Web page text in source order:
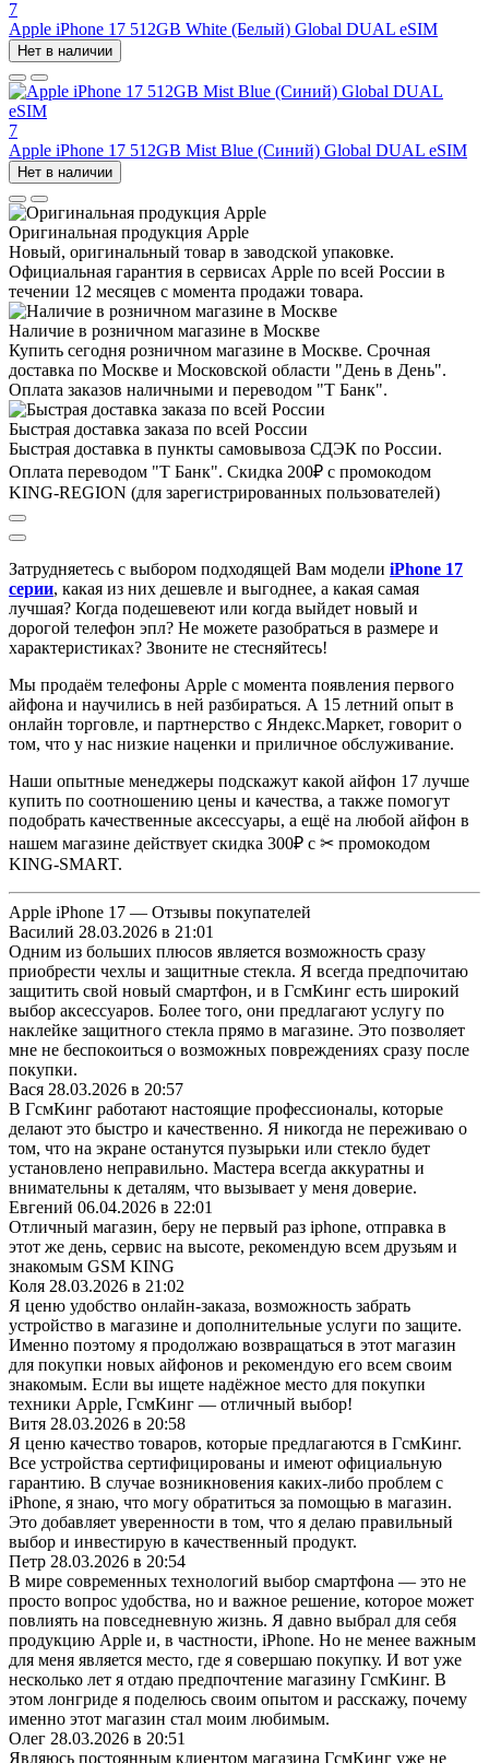
7
Apple iPhone 17 512GB White (Белый) Global DUAL eSIM
Нет в наличии
7
Apple iPhone 17 512GB Mist Blue (Синий) Global DUAL eSIM
Нет в наличии
Оригинальная продукция Apple
Новый, оригинальный товар в заводской упаковке.
Официальная гарантия в сервисах Apple по всей России в
течении 12 месяцев с момента продажи товара.
Наличие в розничном магазине в Москве
Купить сегодня розничном магазине в Москве. Срочная
доставка по Москве и Московской области "День в День".
Оплата заказов наличными и переводом "Т Банк".
Быстрая доставка заказа по всей России
Быстрая доставка в пункты самовывоза СДЭК по России.
Оплата переводом "Т Банк". Скидка 200₽ с промокодом
KING-REGION (для зарегистрированных пользователей)
Затрудняетесь с выбором подходящей Вам модели iPhone 17
серии, какая из них дешевле и выгоднее, а какая самая
лучшая? Когда подешевеют или когда выйдет новый и
дорогой телефон эпл? Не можете разобраться в размере и
характеристиках? Звоните не стесняйтесь!
Мы продаём телефоны Apple с момента появления первого
айфона и научились в ней разбираться. А 15 летний опыт в
онлайн торговле, и партнерство с Яндекс.Маркет, говорит о
том, что у нас низкие наценки и приличное обслуживание.
Наши опытные менеджеры подскажут какой айфон 17 лучше
купить по соотношению цены и качества, а также помогут
подобрать качественные аксессуары, а ещё на любой айфон в
нашем магазине действует скидка 300₽ с ✂ промокодом
KING-SMART.
Apple iPhone 17 — Отзывы покупателей
Василий 28.03.2026 в 21:01
Одним из больших плюсов является возможность сразу
приобрести чехлы и защитные стекла. Я всегда предпочитаю
защитить свой новый смартфон, и в ГсмКинг есть широкий
выбор аксессуаров. Более того, они предлагают услугу по
наклейке защитного стекла прямо в магазине. Это позволяет
мне не беспокоиться о возможных повреждениях сразу после
покупки.
Вася 28.03.2026 в 20:57
В ГсмКинг работают настоящие профессионалы, которые
делают это быстро и качественно. Я никогда не переживаю о
том, что на экране останутся пузырьки или стекло будет
установлено неправильно. Мастера всегда аккуратны и
внимательны к деталям, что вызывает у меня доверие.
Евгений 06.04.2026 в 22:01
Отличный магазин, беру не первый раз iphone, отправка в
этот же день, сервис на высоте, рекомендую всем друзьям и
знакомым GSM KING
Коля 28.03.2026 в 21:02
Я ценю удобство онлайн-заказа, возможность забрать
устройство в магазине и дополнительные услуги по защите.
Именно поэтому я продолжаю возвращаться в этот магазин
для покупки новых айфонов и рекомендую его всем своим
знакомым. Если вы ищете надёжное место для покупки
техники Apple, ГсмКинг — отличный выбор!
Витя 28.03.2026 в 20:58
Я ценю качество товаров, которые предлагаются в ГсмКинг.
Все устройства сертифицированы и имеют официальную
гарантию. В случае возникновения каких-либо проблем с
iPhone, я знаю, что могу обратиться за помощью в магазин.
Это добавляет уверенности в том, что я делаю правильный
выбор и инвестирую в качественный продукт.
Петр 28.03.2026 в 20:54
В мире современных технологий выбор смартфона — это не
просто вопрос удобства, но и важное решение, которое может
повлиять на повседневную жизнь. Я давно выбрал для себя
продукцию Apple и, в частности, iPhone. Но не менее важным
для меня является место, где я совершаю покупку. И вот уже
несколько лет я отдаю предпочтение магазину ГсмКинг. В
этом лонгриде я поделюсь своим опытом и расскажу, почему
именно этот магазин стал моим любимым.
Олег 28.03.2026 в 20:51
Являюсь постоянным клиентом магазина ГсмКинг уже не